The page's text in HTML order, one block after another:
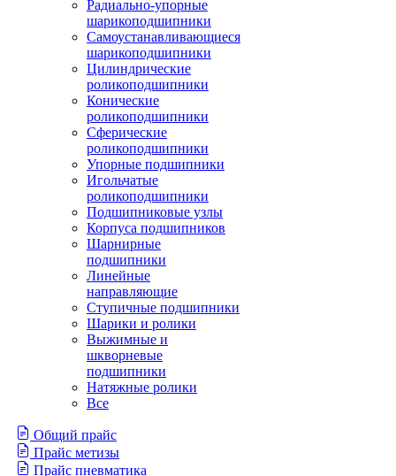
Радиально-упорные
шарикоподшипники
Самоустанавливающиеся
шарикоподшипники
Цилиндрические
роликоподшипники
Конические
роликоподшипники
Сферические
роликоподшипники
Упорные подшипники
Игольчатые
роликоподшипники
Подшипниковые узлы
Корпуса подшипников
Шарнирные
подшипники
Линейные
направляющие
Ступичные подшипники
Шарики и ролики
Выжимные и
шкворневые
подшипники
Натяжные ролики
Все
Общий прайс
Прайс метизы
Прайс пневматика